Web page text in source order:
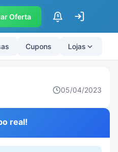
Oferta $
Cupons Lojas
05/04/2023
real!